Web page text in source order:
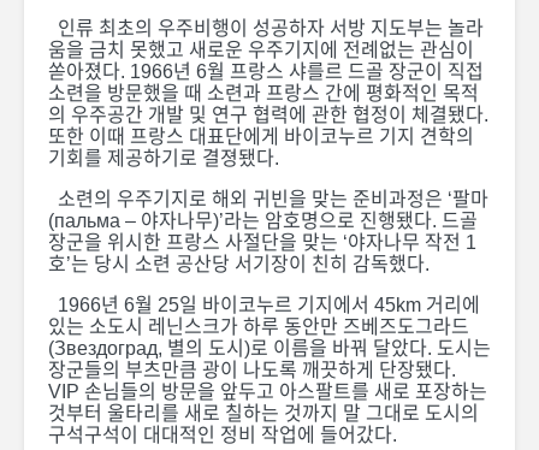
인류 최초의 우주비행이 성공하자 서방 지도부는 놀라
움을 금치 못했고 새로운 우주기지에 전례없는 관심이
쏟아졌다. 1966년 6월 프랑스 샤를르 드골 장군이 직접
소련을 방문했을 때 소련과 프랑스 간에 평화적인 목적
의 우주공간 개발 및 연구 협력에 관한 협정이 체결됐다.
또한 이때 프랑스 대표단에게 바이코누르 기지 견학의
기회를 제공하기로 결졍됐다.
소련의 우주기지로 해외 귀빈을 맞는 준비과정은 ‘팔마
(пальма – 야자나무)’라는 암호명으로 진행됐다. 드골
장군을 위시한 프랑스 사절단을 맞는 ‘야자나무 작전 1
호’는 당시 소련 공산당 서기장이 친히 감독했다.
1966년 6월 25일 바이코누르 기지에서 45km 거리에
있는 소도시 레닌스크가 하루 동안만 즈베즈도그라드
(Звездоград, 별의 도시)로 이름을 바꿔 달았다. 도시는
장군들의 부츠만큼 광이 나도록 깨끗하게 단장됐다.
VIP 손님들의 방문을 앞두고 아스팔트를 새로 포장하는
것부터 울타리를 새로 칠하는 것까지 말 그대로 도시의
구석구석이 대대적인 정비 작업에 들어갔다.